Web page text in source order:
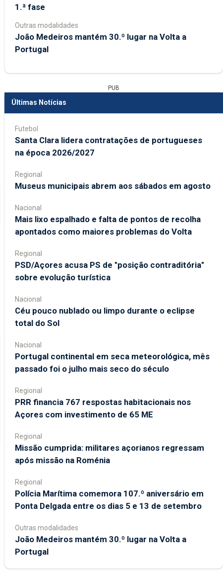
1.ª fase
Outras modalidades
João Medeiros mantém 30.º lugar na Volta a
Portugal
PUB
Últimas Notícias
Futebol
Santa Clara lidera contratações de portugueses
na época 2026/2027
Regional
Museus municipais abrem aos sábados em agosto
Nacional
Mais lixo espalhado e falta de pontos de recolha
apontados como maiores problemas do Volta
Regional
PSD/Açores acusa PS de "posição contraditória"
sobre evolução turística
Nacional
Céu pouco nublado ou limpo durante o eclipse
total do Sol
Nacional
Portugal continental em seca meteorológica, mês
passado foi o julho mais seco do século
Regional
PRR financia 767 respostas habitacionais nos
Açores com investimento de 65 ME
Regional
Missão cumprida: militares açorianos regressam
após missão na Roménia
Regional
Polícia Marítima comemora 107.º aniversário em
Ponta Delgada entre os dias 5 e 13 de setembro
Outras modalidades
João Medeiros mantém 30.º lugar na Volta a
Portugal